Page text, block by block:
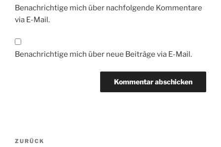
Benachrichtige mich über nachfolgende Kommentare
via E-Mail.
Benachrichtige mich über neue Beiträge via E-Mail.
Beitragsnavigation
Vorheriger
ZURÜCK